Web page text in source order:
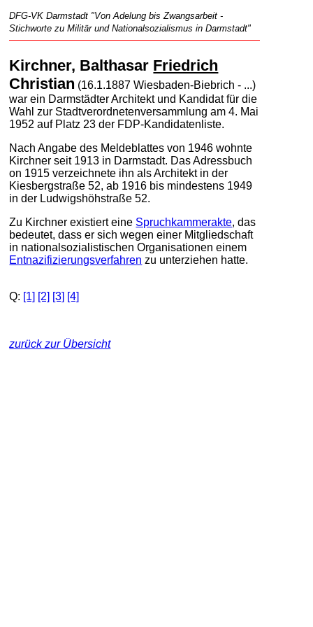
DFG-VK Darmstadt "Von Adelung bis Zwangsarbeit -
Stichworte zu Militär und Nationalsozialismus in Darmstadt"
Kirchner, Balthasar Friedrich
Christian (16.1.1887 Wiesbaden-Biebrich - ...)
war ein Darmstädter Architekt und Kandidat für die
Wahl zur Stadtverordnetenversammlung am 4. Mai
1952 auf Platz 23 der FDP-Kandidatenliste.
Nach Angabe des Meldeblattes von 1946 wohnte
Kirchner seit 1913 in Darmstadt. Das Adressbuch
on 1915 verzeichnete ihn als Architekt in der
Kiesbergstraße 52, ab 1916 bis mindestens 1949
in der Ludwigshöhstraße 52.
Zu Kirchner existiert eine Spruchkammerakte, das
bedeutet, dass er sich wegen einer Mitgliedschaft
in nationalsozialistischen Organisationen einem
Entnazifizierungsverfahren zu unterziehen hatte.
Q: [1] [2] [3] [4]
zurück zur Übersicht